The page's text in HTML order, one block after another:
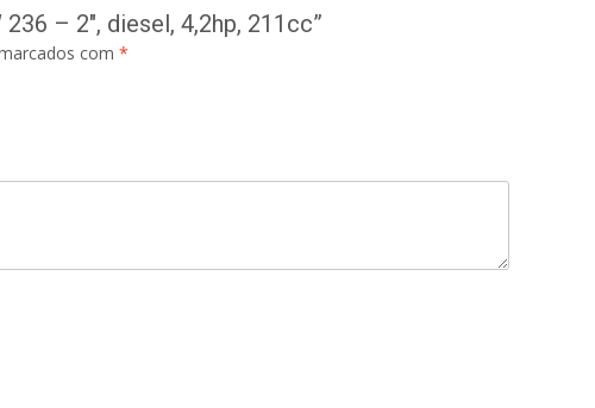
– 2″, diesel, 4,2hp, 211cc”
com *